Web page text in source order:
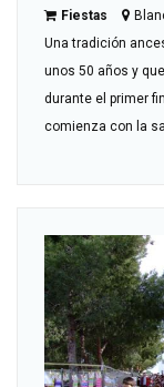
Fiestas
Una tradición
unos 50 años y
durante el primer
comienza con la